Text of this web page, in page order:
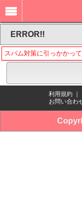
ERROR!!
スパム対策に引っかかって
利用規約
お問い合わ